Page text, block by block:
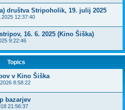
društva Stripoholik, 19. julij 2025
12:37:40
16. 6. 2025 (Kino Šiška)
9:22:46
Topics
v Kino Šiška
8:58:22
bazarjev
21:56:37